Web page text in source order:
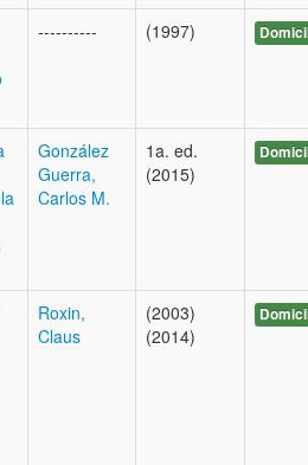
---------- (1997)
González
Guerra,
Carlos M.
1a. ed.
(2015)
Roxin,
Claus
(2003)
(2014)